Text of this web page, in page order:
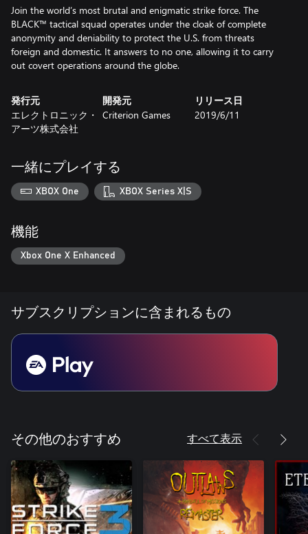
Join the world’s most brutal and enigmatic strike force. The
BLACK™ tactical squad operates under the cloak of complete
anonymity and deniability to protect the U.S. from threats
foreign and domestic. It answers to no one, allowing it to carry
out covert operations around the globe.
発行元
エレクトロニック・
アーツ株式会社
開発元
Criterion Games
リリース日
2019/6/11
一緒にプレイする
XBOX One XBOX Series X|S
機能
Xbox One X Enhanced
サブスクリプションに含まれるもの
その他のおすすめ すべて表示